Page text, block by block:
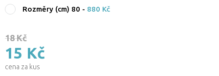
Rozměry (cm) 80 - 880 Kč
18 Kč
15 Kč
cena za kus